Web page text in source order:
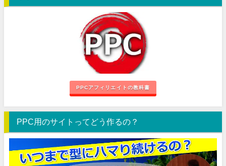
PPCアフィリエイトの教科書
PPC用のサイトってどう作るの？